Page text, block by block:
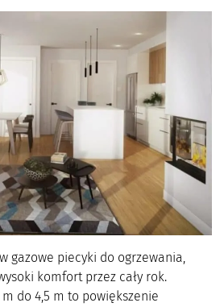
gazowe piecyki do ogrzewania,
komfort przez cały rok.
do 4,5 m to powiększenie